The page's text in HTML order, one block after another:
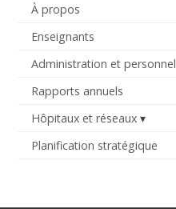
À propos
Enseignants
Administration et personnel
Rapports annuels
Hôpitaux et réseaux
Planification stratégique